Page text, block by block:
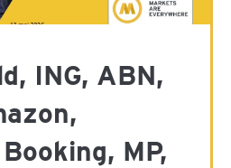
ING, ABN,
MP,